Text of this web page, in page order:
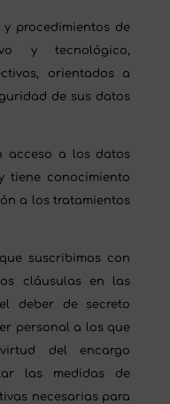
procedimientos de
y tecnológico,
orientados a
de sus datos
acceso a los datos
tiene conocimiento
a los tratamientos
suscribimos con
cláusulas en las
deber de secreto
personal a los que
del encargo
las medidas de
necesarias para